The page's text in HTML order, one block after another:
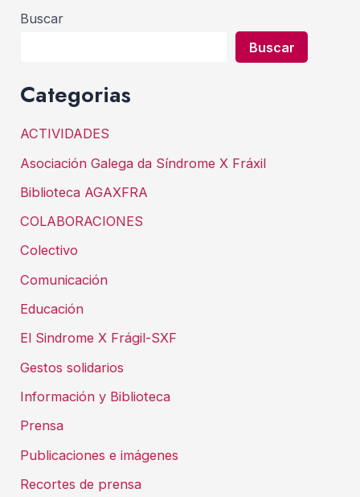
entradas
Buscar
Buscar
Categorias
ACTIVIDADES
Asociación Galega da Síndrome X Fráxil
Biblioteca AGAXFRA
COLABORACIONES
Colectivo
Comunicación
Educación
El Sindrome X Frágil-SXF
Gestos solidarios
Información y Biblioteca
Prensa
Publicaciones e imágenes
Recortes de prensa